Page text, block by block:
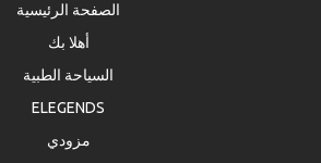
الصفحة الرئيسية
أهلا بك
السياحة الطبية
ELEGENDS
مزودي